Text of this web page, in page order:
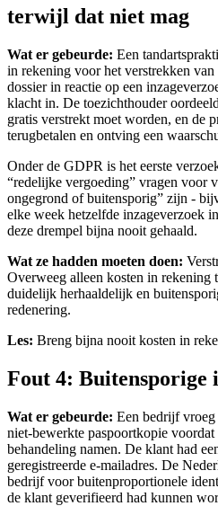
terwijl dat niet mag
Wat er gebeurde: Een
in rekening voor het verstrekken
dossier in reactie op een
klacht in. De toezichthouder
gratis verstrekt moet worden, en de
terugbetalen en ontving een
Onder de GDPR is het eerste
“redelijke vergoeding” vragen voor
ongegrond of buitensporig” zijn -
elke week hetzelfde inzageverzoek
deze drempel bijna nooit gehaald.
Wat ze hadden moeten doen:
Overweeg alleen kosten in rekening
duidelijk herhaaldelijk en
redenering.
Les: Breng bijna nooit kosten in
Fout 4: Buitensporige
Wat er gebeurde: Een bedrijf
niet-bewerkte paspoortkopie
behandeling namen. De klant had
geregistreerde e-mailadres. De
bedrijf voor buitenproportionele
de klant geverifieerd had kunnen